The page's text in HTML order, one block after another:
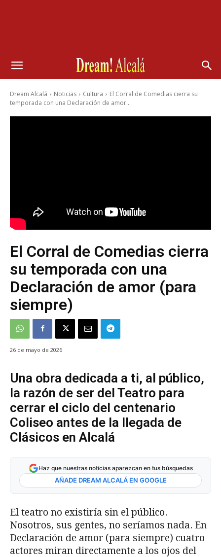
Dream Alcalá Noticias Cultura
El Corral de Comedias cierra su
temporada con una Declaración de amor...
El Corral de Comedias cierra
su temporada con una
Declaración de amor (para
siempre)
26 de mayo de 2026
Una obra dedicada a ti, al público,
la razón de ser del Teatro para
cerrar el ciclo del centenario
Coliseo antes de la llegada de
Clásicos en Alcalá
Haz que nuestras noticias aparezcan en tus búsquedas
AÑADE DREAM ALCALÁ EN GOOGLE
El teatro no existiría sin el público.
Nosotros, sus gentes, no seríamos nada. En
Declaración de amor (para siempre) cuatro
actores miran directamente a los ojos del